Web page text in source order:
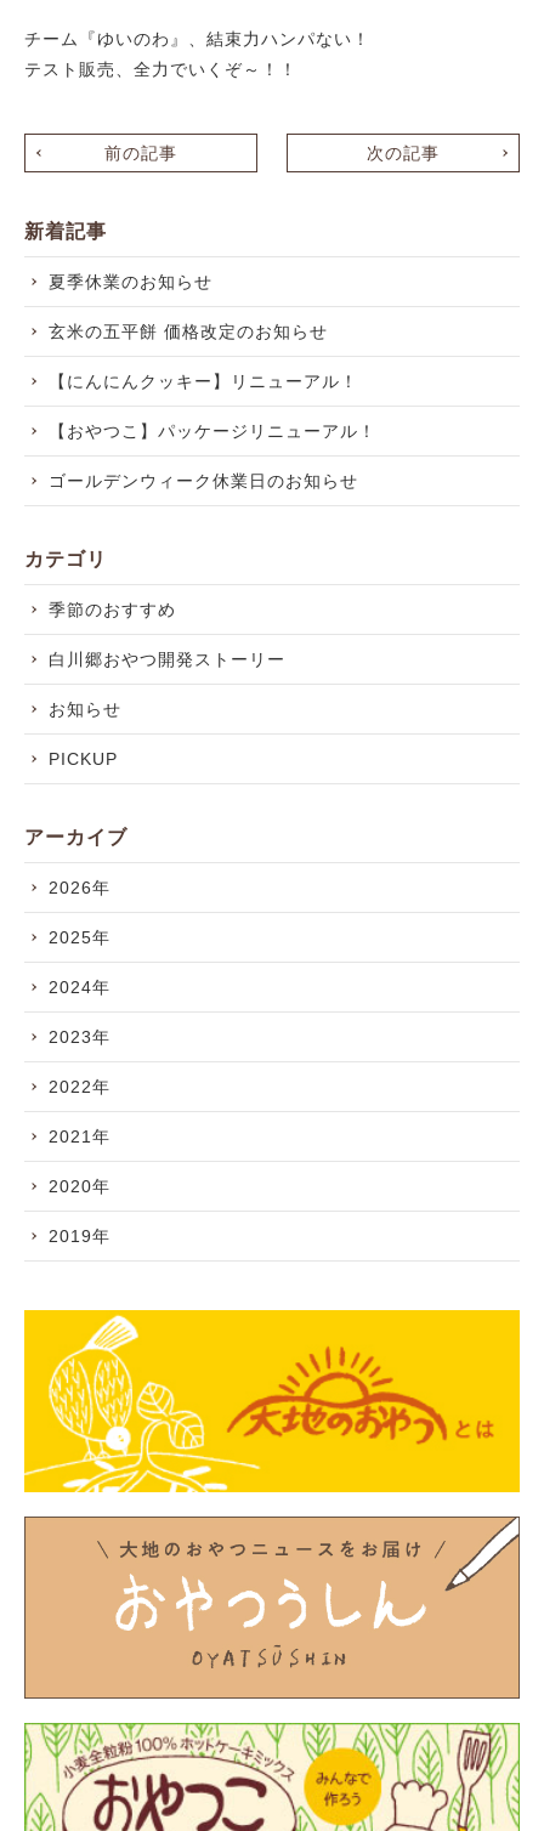
チーム『ゆいのわ』、結束力ハンパない！
テスト販売、全力でいくぞ～！！
前の記事 次の記事
新着記事
夏季休業のお知らせ
玄米の五平餅 価格改定のお知らせ
【にんにんクッキー】リニューアル！
【おやつこ】パッケージリニューアル！
ゴールデンウィーク休業日のお知らせ
カテゴリ
季節のおすすめ
白川郷おやつ開発ストーリー
お知らせ
PICKUP
アーカイブ
2026年
2025年
2024年
2023年
2022年
2021年
2020年
2019年